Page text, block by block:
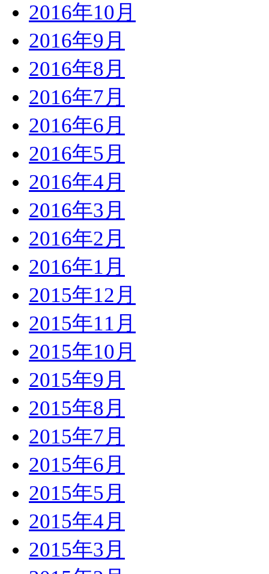
2016年10月
2016年9月
2016年8月
2016年7月
2016年6月
2016年5月
2016年4月
2016年3月
2016年2月
2016年1月
2015年12月
2015年11月
2015年10月
2015年9月
2015年8月
2015年7月
2015年6月
2015年5月
2015年4月
2015年3月